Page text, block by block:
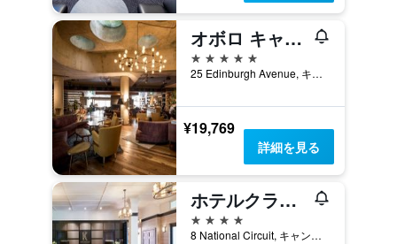
オボロ キャンベラ, ア ウィンダム ホテル
5つ星
25 Edinburgh Avenue, キャンベラ, ACT, オーストラリア
¥19,769
詳細を見る
ホテルクラジョン キャンベラ
4つ星
8 National Circuit, キャンベラ, ACT, オーストラリア